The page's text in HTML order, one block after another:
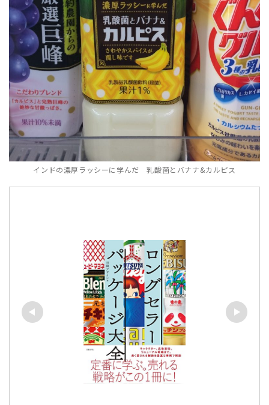
インドの濃厚ラッシーに学んだ 乳酸菌とバナナ&カルピス